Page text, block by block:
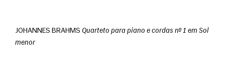
JOHANNES BRAHMS Quarteto para piano e cordas nº 1 em Sol
menor